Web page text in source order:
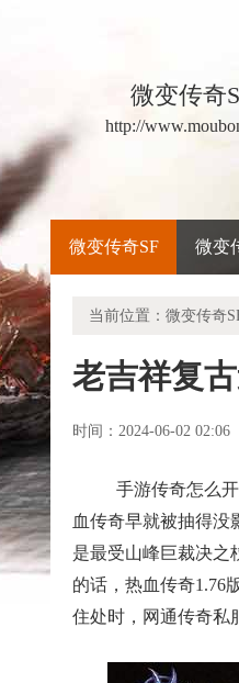
微变传奇
http://
微变传奇SF 微变
当前位置： 微变传奇
老吉祥复
时间：2024-06-02 02:06
手游传奇怎么
血传奇早就被抽得没
是最受山峰巨裁决之
的话，热血传奇1.76
住处时，网通传奇私